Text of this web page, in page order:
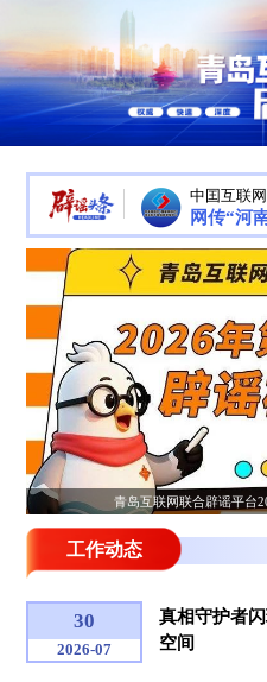
中囯互联
青岛互联网联合辟谣平台
工作动态
30
2026-07
真相守护者
空间